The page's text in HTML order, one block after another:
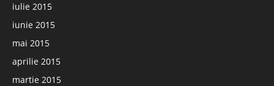
iulie 2015
iunie 2015
mai 2015
aprilie 2015
martie 2015